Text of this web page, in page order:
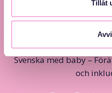
Tillåt
Svenska med baby –
och